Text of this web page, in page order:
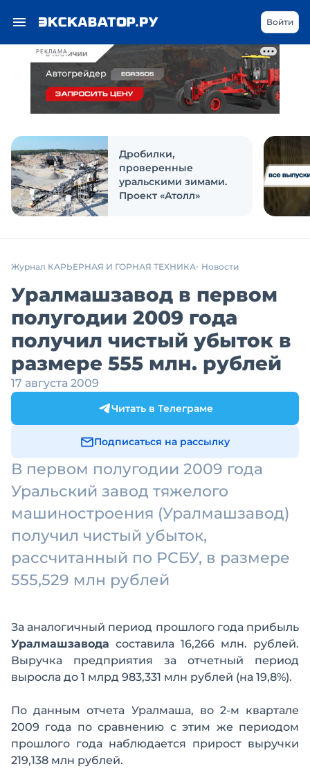
РЕКЛАМА
Войти
Дробилки,
проверенные
уральскими зимами.
Проект «Атолл»
Журнал КАРЬЕРНАЯ И ГОРНАЯ ТЕХНИКА Новости
Уралмашзавод в первом
полугодии 2009 года
получил чистый убыток в
размере 555 млн. рублей
17 августа 2009
Читать в Телеграме
Подписаться на рассылку
В первом полугодии 2009 года
Уральский завод тяжелого
машиностроения (Уралмашзавод)
получил чистый убыток,
рассчитанный по РСБУ, в размере
555,529 млн рублей
За аналогичный период прошлого года прибыль
Уралмашзавода составила 16,266 млн. рублей.
Выручка предприятия за отчетный период
выросла до 1 млрд 983,331 млн рублей (на 19,8%).
По данным отчета Уралмаша, во 2-м квартале
2009 года по сравнению с этим же периодом
прошлого года наблюдается прирост выручки
219,138 млн рублей.